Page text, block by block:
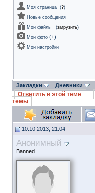
Моя страница (?)
Новые сообщения
Мои файлы
(загрузить)
Мои фото (+)
Мои настройки
Закладки Дневники
Ответить в этой теме
темы
10.10.2013, 21:04
Анонимный
Banned